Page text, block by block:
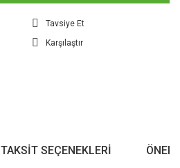
Tavsiye Et
Karşılaştır
TAKSIT SEÇENEKLERI